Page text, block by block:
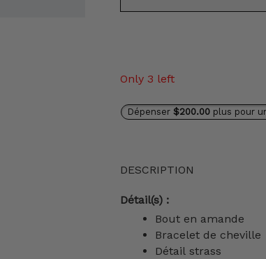
Only 3 left
Dépenser $200.00 plus pour
DESCRIPTION
Détail(s) :
Bout en amande
Bracelet de cheville
Détail strass